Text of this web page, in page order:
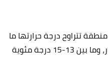
تتراوح درجة حرارتها ما
بين 18-21 درجة مئوية خلال النهار، وما بين 13-15 درجة مئوية